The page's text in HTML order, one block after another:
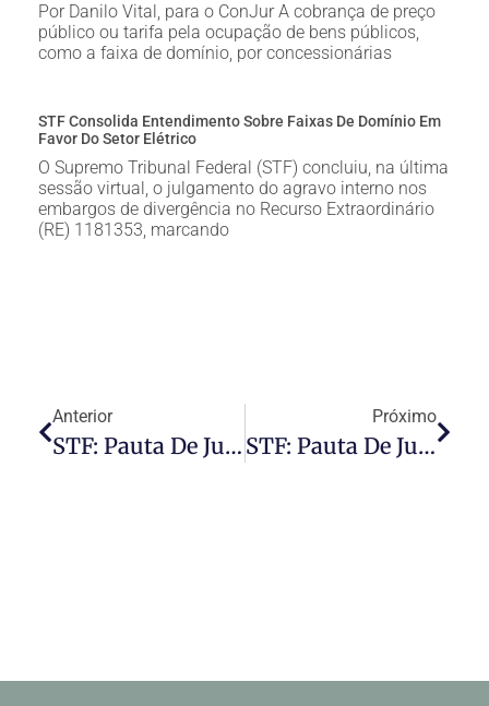
Por Danilo Vital, para o ConJur A cobrança de preço
público ou tarifa pela ocupação de bens públicos,
como a faixa de domínio, por concessionárias
STF Consolida Entendimento Sobre Faixas De Domínio Em
Favor Do Setor Elétrico
O Supremo Tribunal Federal (STF) concluiu, na última
sessão virtual, o julgamento do agravo interno nos
embargos de divergência no Recurso Extraordinário
(RE) 1181353, marcando
Anterior
STF: Pauta De Julgamentos Do Pleno – 04/05/22
Próximo
STF: Pauta De Julgamentos Do Pleno – 05/05/22